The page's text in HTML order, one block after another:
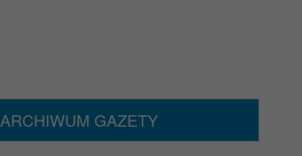
ARCHIWUM GAZETY